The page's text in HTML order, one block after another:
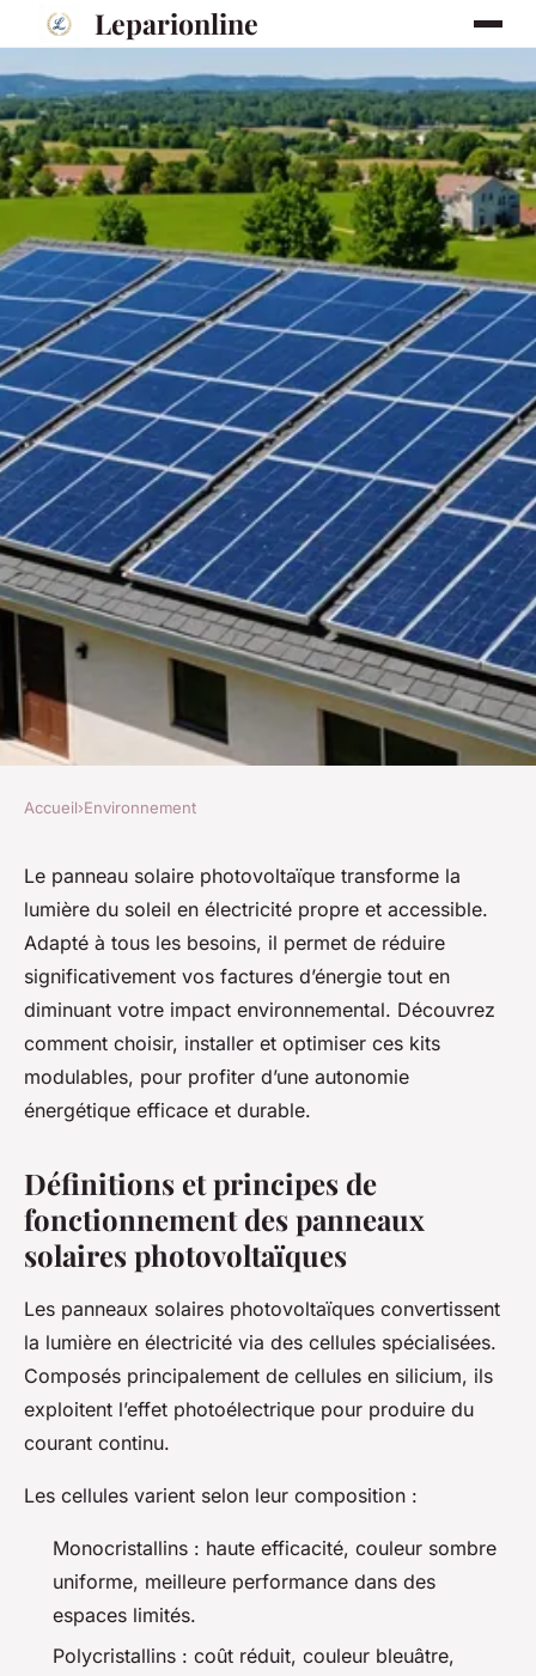
Leparionline
Panneau solaire
photovoltaïque : maximisez
votre énergie solaire !
Adèle•6 septembre 2025•5 min de lecture
Accueil›Environnement
Le panneau solaire photovoltaïque transforme la
lumière du soleil en électricité propre et accessible.
Adapté à tous les besoins, il permet de réduire
significativement vos factures d’énergie tout en
diminuant votre impact environnemental. Découvrez
comment choisir, installer et optimiser ces kits
modulables, pour profiter d’une autonomie
énergétique efficace et durable.
Définitions et principes de
fonctionnement des panneaux
solaires photovoltaïques
Les panneaux solaires photovoltaïques convertissent
la lumière en électricité via des cellules spécialisées.
Composés principalement de cellules en silicium, ils
exploitent l’effet photoélectrique pour produire du
courant continu.
Les cellules varient selon leur composition :
Monocristallins : haute efficacité, couleur sombre
uniforme, meilleure performance dans des
espaces limités.
Polycristallins : coût réduit, couleur bleuâtre,